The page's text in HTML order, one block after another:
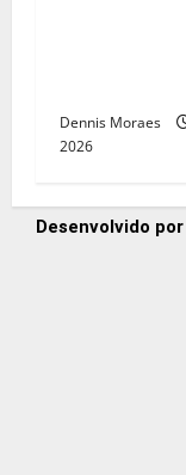
Dennis Moraes
2026
Desenvolvido